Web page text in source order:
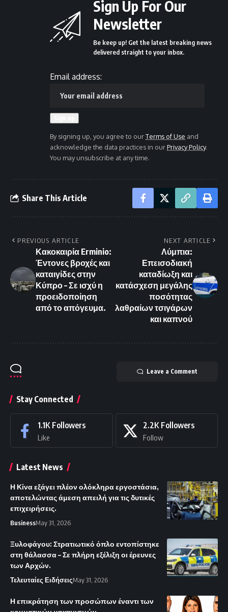
Sign Up For Our
Newsletter
Be keep up! Get the latest breaking news
delivered straight to your inbox.
Email address:
By signing up, you agree to ourTerms of Use and
acknowledge the data practices in ourPrivacy Policy.
You may unsubscribe at any time.
Share This Article
PREVIOUS ARTICLE
Κακοκαιρία Erminio:
Έντονες βροχές και
καταιγίδες στην
Κύπρο – Σε ισχύ η
προειδοποίηση
από το απόγευμα.
NEXT ARTICLE
Λύμπια:
Επεισοδιακή
καταδίωξη και
κατάσχεση μεγάλης
ποσότητας
λαθραίων τσιγάρων
και καπνού
Leave a Comment
Stay Connected
1.1K Followers
Like
2.2K Followers
Follow
Latest News
Η Κίνα εξάγει πλέον ολόκληρα εργοστάσια,
αποτελώντας άμεση απειλή για τις δυτικές
επιχειρήσεις.
BusinessMay 31, 2026
Ξυλοφάγου: Στρατιωτικό όπλο εντοπίστηκε
στη θάλασσα – Σε πλήρη εξέλιξη οι έρευνες
των Αρχών.
Τελευταίες ΕιδήσειςMay 31, 2026
Η επικράτηση των προσώπων έναντι των